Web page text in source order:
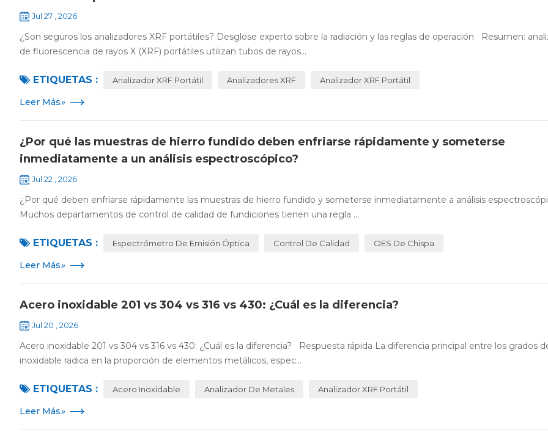
Jul 27 , 2026
¿Son seguros los analizadores XRF portátiles? Desglose experto sobre la radiación y las reglas de operación Resumen:
de fluorescencia de rayos X (XRF) portátiles utilizan tubos de rayos...
ETIQUETAS : Analizador XRF Portátil Analizadores XRF Analizador XRF Portátil
Leer Más»
¿Por qué las muestras de hierro fundido deben enfriarse rápidamente y someterse
inmediatamente a un análisis espectroscópico?
Jul 22 , 2026
¿Por qué deben enfriarse rápidamente las muestras de hierro fundido y someterse inmediatamente a análisis
Muchos departamentos de control de calidad de fundiciones tienen una regla ...
ETIQUETAS : Espectrómetro De Emisión Óptica Control De Calidad OES De Chispa
Leer Más»
Acero inoxidable 201 vs 304 vs 316 vs 430: ¿Cuál es la diferencia?
Jul 20 , 2026
Acero inoxidable 201 vs 304 vs 316 vs 430: ¿Cuál es la diferencia? Respuesta rápida La diferencia principal entre los grados
inoxidable radica en la proporción de elementos metálicos, espec...
ETIQUETAS : Acero Inoxidable Analizador De Metales Analizador XRF Portátil
Leer Más»